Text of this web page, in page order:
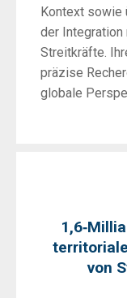
Kontext sowie
der Integration
Streitkräfte.
präzise
globale
von